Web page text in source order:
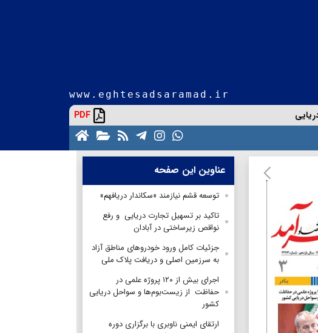
www.eghtesadsaramad.ir
PDF
عناوین این صفحه
توسعه قشم نیازمند «سکاندار دریافهم»
تاکید بر تسهیل تجارت دریایی و رفع
نواقص زیرساختی در آبادان
جزئیات کامل ورود خودروهای مناطق آزاد
به سرزمین اصلی و دریافت پلاک ملی
اجرای بیش از ۱۲۰ پروژه علمی در
حفاظت از زیست‌بوم‌ها و سواحل دریایی
کشور
ارتقای ایمنی ناوبری با برگزاری دوره